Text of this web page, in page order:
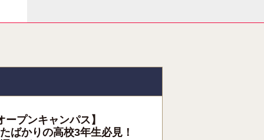
プンキャンパス】
ばかりの高校3年生必見！